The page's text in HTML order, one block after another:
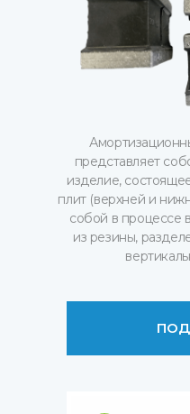
представляет
изделие,
плит (верхней и
собой в процессе
из резины,